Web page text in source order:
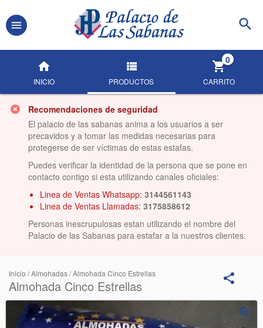
INICIO PRODUCTOS CARRITO
0
Recomendaciones de seguridad
El palacio de las sabanas anima a los usuarios a ser
precavidos y a tomar las medidas necesarias para
protegerse de ser víctimas de estas estafas.
Puedes verificar la identidad de la persona que se pone en
contacto contigo si esta utilizando canales oficiales:
Linea de Ventas Whatsapp: 3144561143
Linea de Ventas Llamadas: 3175858612
Personas inescrupulosas estan utilizando el nombre del
Palacio de las Sabanas para estafar a la nuestros clientes.
Inicio /Almohadas/Almohada Cinco Estrellas
Almohada Cinco Estrellas